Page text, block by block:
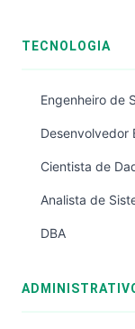
TECNOLOGIA
Engenheiro de
Desenvolvedor
Cientista de
Analista de
DBA